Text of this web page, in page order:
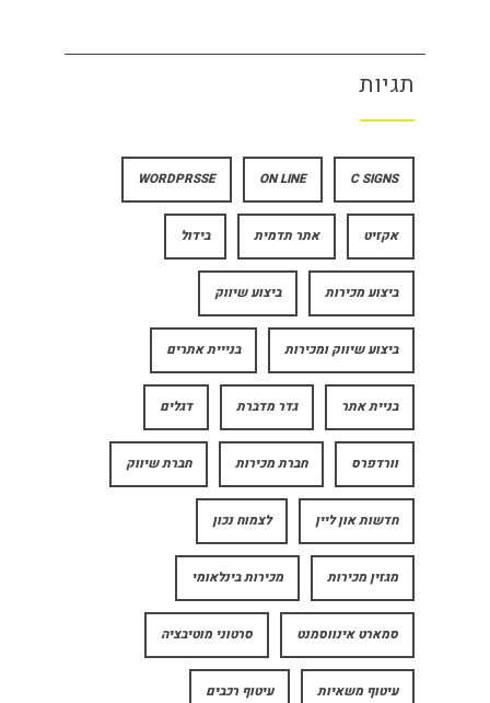
תגיות
C SIGNS
ON LINE
WORDPRSSE
אקזיט אתר תדמית בידול
ביצוע מכירות ביצוע שיווק
ביצוע שיווק ומכירות בנייית אתרים
בניית אתר גדר מדברת דגלים
וורדפרס חברת מכירות חברת שיווק
חדשות און ליין לצמוח נכון
מגזין מכירות מכירות בינלאומי
סמארט אינווסמנט סרטוני מוטיבציה
עיטוף משאיות עיטוף רכבים